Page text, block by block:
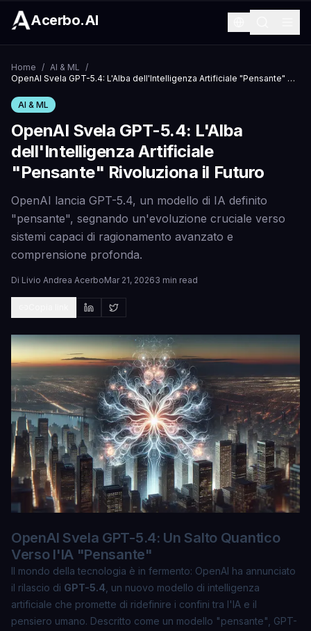
Acerbo.AI
Home / AI & ML /
OpenAI Svela GPT-5.4: L'Alba dell'Intelligenza Artificiale "Pensante" Rivoluziona il Futuro
AI & ML
OpenAI Svela GPT-5.4: L'Alba
dell'Intelligenza Artificiale
"Pensante" Rivoluziona il Futuro
OpenAI lancia GPT-5.4, un modello di IA definito
"pensante", segnando un'evoluzione cruciale verso
sistemi capaci di ragionamento avanzato e
comprensione profonda.
Di Livio Andrea AcerboMar 21, 20263 min read
OpenAI Svela GPT-5.4: Un Salto Quantico
Verso l'IA "Pensante"
Il mondo della tecnologia è in fermento: OpenAI ha annunciato
il rilascio di GPT-5.4 , un nuovo modello di intelligenza
artificiale che promette di ridefinire i confini tra l'IA e il
pensiero umano. Descritto come un modello "pensante", GPT-